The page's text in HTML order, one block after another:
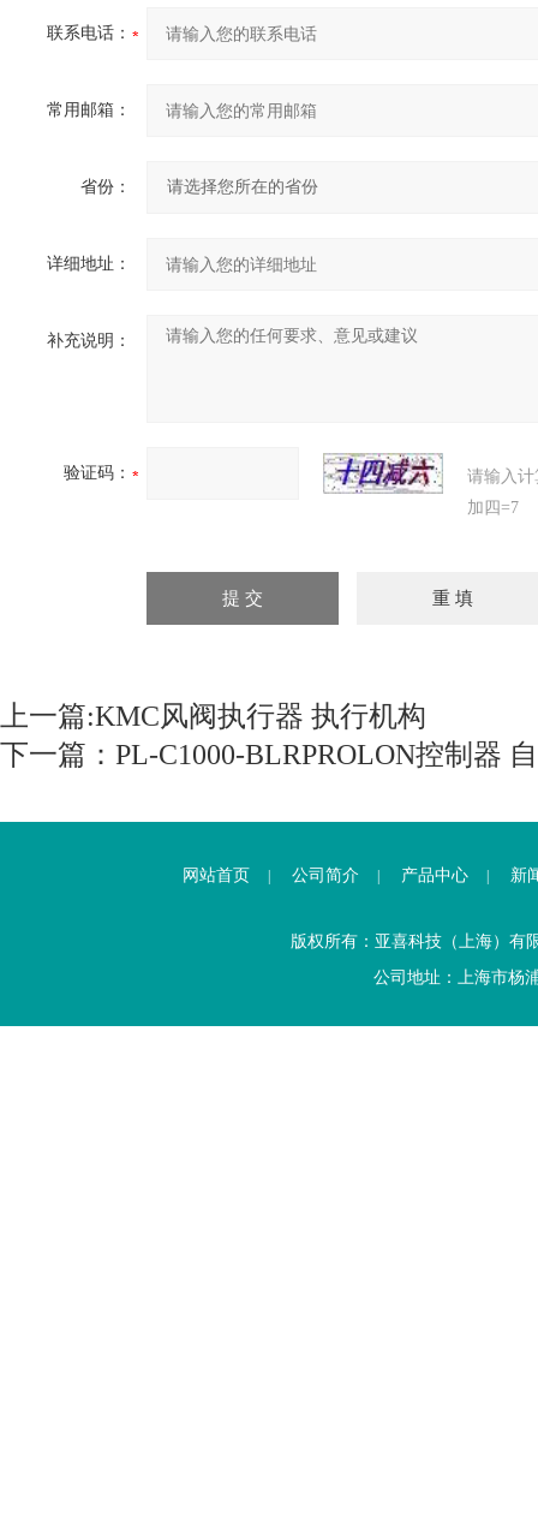
联系电话：
常用邮箱：
省份：
详细地址：
补充说明：
验证码：
请输入
加四=7
上一篇:KMC风阀执行器 执行机构
下一篇： PL-C1000-BLRPROLON控制器
网站首页 公司简介 产品中心 新
版权所有：亚喜科技（上海）
公司地址：上海市杨